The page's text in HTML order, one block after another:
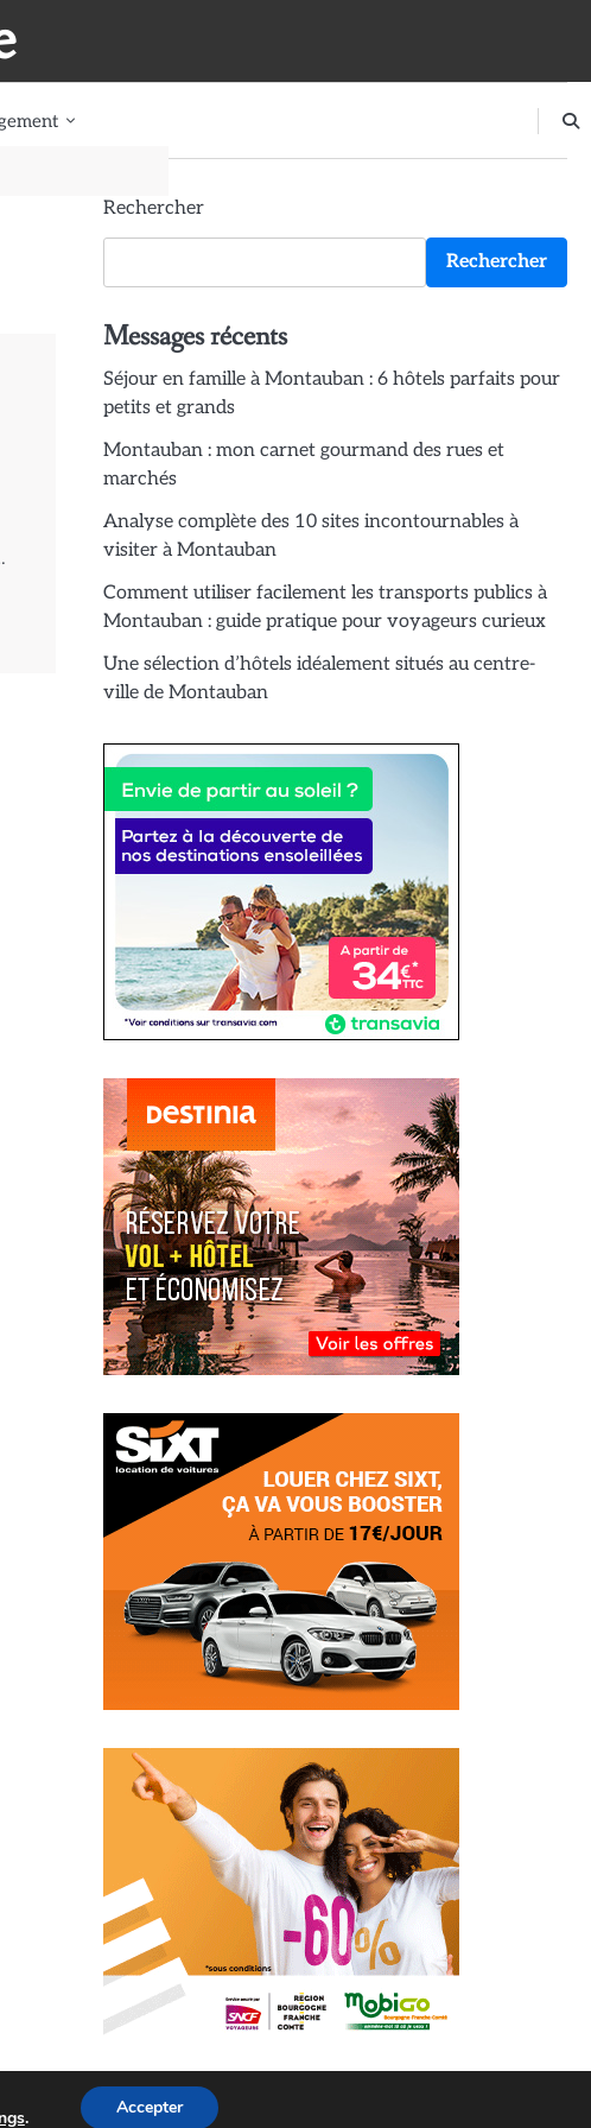
Rechercher
Rechercher
Messages récents
Séjour en famille à Montauban : 6 hôtels parfaits pour
petits et grands
Montauban : mon carnet gourmand des rues et
marchés
Analyse complète des 10 sites incontournables à
visiter à Montauban
Comment utiliser facilement les transports publics à
Montauban : guide pratique pour voyageurs curieux
Une sélection d’hôtels idéalement situés au centre-
ville de Montauban
. Accepter